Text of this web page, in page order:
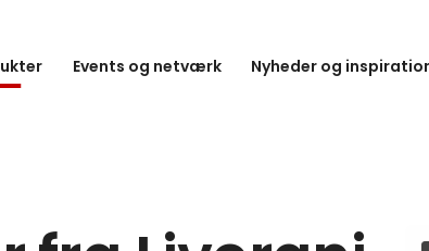
Events og netværk Nyheder og